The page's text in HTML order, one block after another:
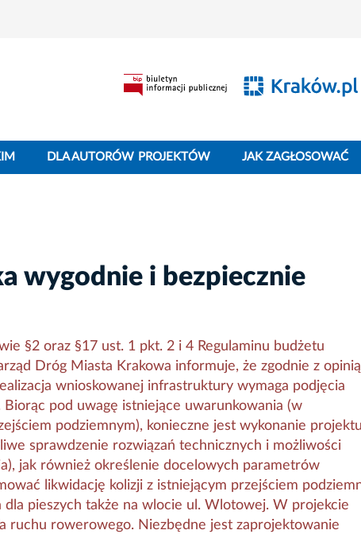
DLA AUTORÓW PROJEKTÓW JAK ZAGŁOSOWAĆ
wygodnie i bezpiecznie
§2 oraz §17 ust. 1 pkt. 2 i 4 Regulaminu budżetu
Dróg Miasta Krakowa informuje, że zgodnie z opinią
wnioskowanej infrastruktury wymaga podjęcia
pod uwagę istniejące uwarunkowania (w
podziemnym), konieczne jest wykonanie projektu
sprawdzenie rozwiązań technicznych i możliwości
jak również określenie docelowych parametrów
likwidację kolizji z istniejącym przejściem
pieszych także na wlocie ul. Wlotowej. W projekcie
ruchu rowerowego. Niezbędne jest zaprojektowanie